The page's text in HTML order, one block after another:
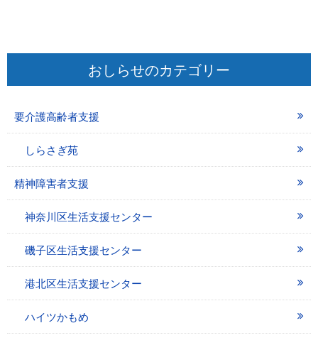
おしらせのカテゴリー
要介護高齢者支援
しらさぎ苑
精神障害者支援
神奈川区生活支援センター
磯子区生活支援センター
港北区生活支援センター
ハイツかもめ